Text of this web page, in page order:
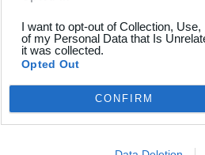
I want to opt-out of Collection,
of my Personal Data that Is
it was collected.
Opted Out
CONFIRM